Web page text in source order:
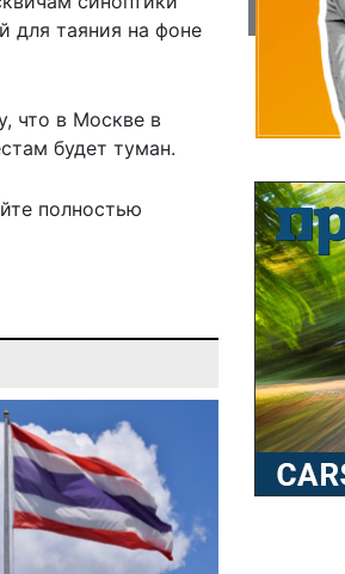
для таяния на фоне
что в Москве в
будет туман.
полностью